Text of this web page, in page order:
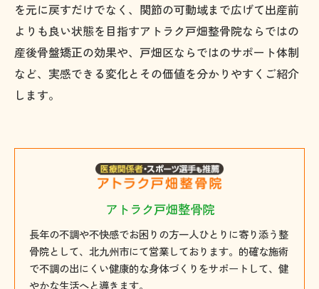
を元に戻すだけでなく、関節の可動域まで広げて出産前
よりも良い状態を目指すアトラク戸畑整骨院ならではの
産後骨盤矯正の効果や、戸畑区ならではのサポート体制
など、実感できる変化とその価値を分かりやすくご紹介
します。
アトラク戸畑整骨院
長年の不調や不快感でお困りの方一人ひとりに寄り添う整
骨院として、北九州市にて営業しております。的確な施術
で不調の出にくい健康的な身体づくりをサポートして、健
やかな生活へと導きます。